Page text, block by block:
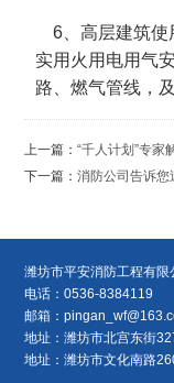
6、高层建筑使
实用火用电用气
路、燃气管线，
上一篇：“千人计划”专家
下一篇：消防公司告诉您
潍坊市平安消防工程有限
电话：0536-8384119
邮箱：
地址：潍坊市北宫东街
地址：潍坊市文化南路